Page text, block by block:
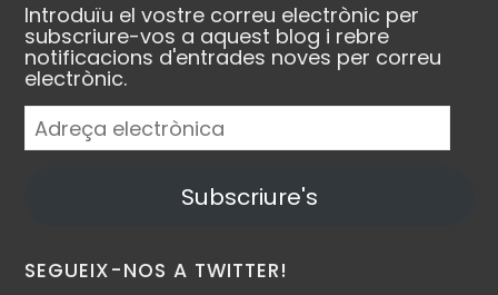
Introduïu el vostre correu electrònic per
subscriure-vos a aquest blog i rebre
notificacions d'entrades noves per correu
electrònic.
Adreça
electrònica
Subscriure's
SEGUEIX-NOS A TWITTER!